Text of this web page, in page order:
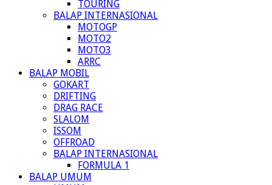
TOURING
BALAP INTERNASIONAL
MOTOGP
MOTO2
MOTO3
ARRC
BALAP MOBIL
GOKART
DRIFTING
DRAG RACE
SLALOM
ISSOM
OFFROAD
BALAP INTERNASIONAL
FORMULA 1
BALAP UMUM